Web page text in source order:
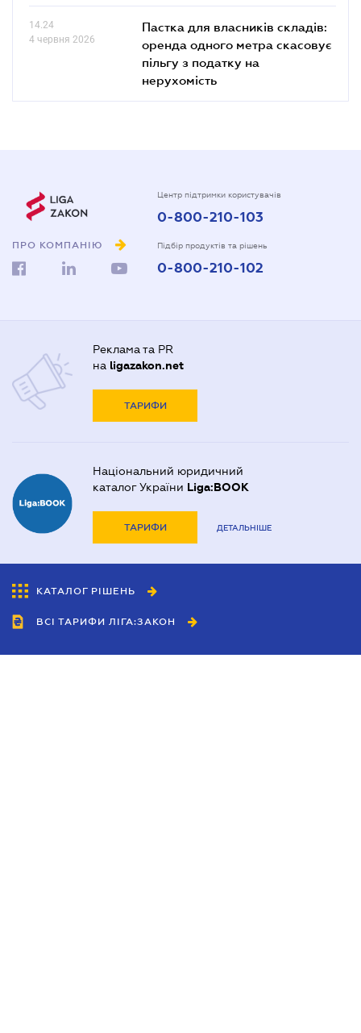
14.24
4 червня 2026
Пастка для власників складів:
оренда одного метра скасовує
пільгу з податку на
нерухомість
ПРО КОМПАНІЮ
Центр підтримки користувачів
0-800-210-103
Підбір продуктів та рішень
0-800-210-102
Реклама та PR
на ligazakon.net
ТАРИФИ
Національний юридичний
каталог України Liga:BOOK
ТАРИФИ ДЕТАЛЬНІШЕ
КАТАЛОГ РІШЕНЬ
ВСІ ТАРИФИ ЛІГА:ЗАКОН